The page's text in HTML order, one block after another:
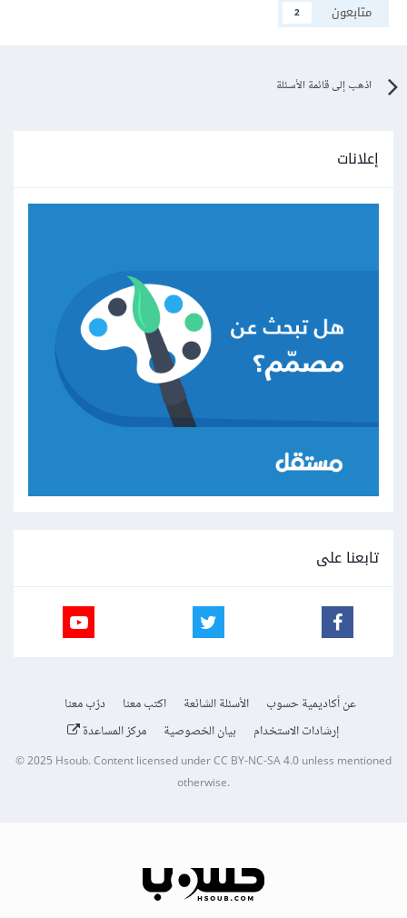
متابعون
2
اذهب إلى قائمة الأسئلة
إعلانات
تابعنا على
عن أكاديمية حسوب الأسئلة الشائعة اكتب معنا
درّب معنا
إرشادات الاستخدام
بيان الخصوصية مركز المساعدة
© 2025Hsoub.Content licensed underCC BY-NC-SA 4.0unless mentioned
otherwise.